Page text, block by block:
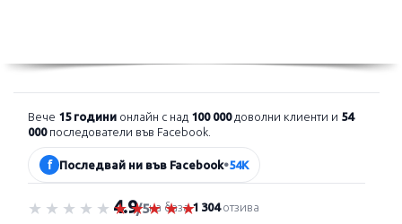
Вече 15 години онлайн с над 100 000доволни клиенти и 54
000последователи във Facebook.
f Последвай ни във Facebook•54K
Оценка 4.9 от 5
4.9/5на база1 304отзива